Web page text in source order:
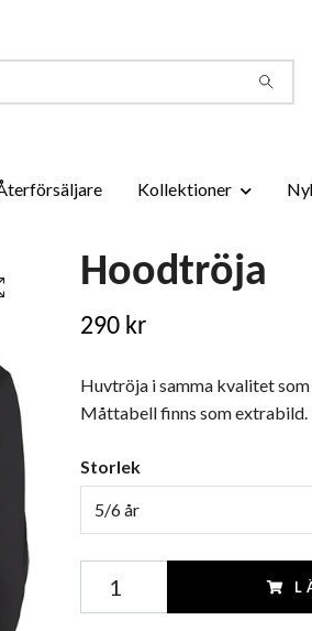
Kollektioner
Hoodtröja
290 kr
Huvtröja i samma kvalitet
Måttabell finns som extrabild.
Storlek
5/6 år